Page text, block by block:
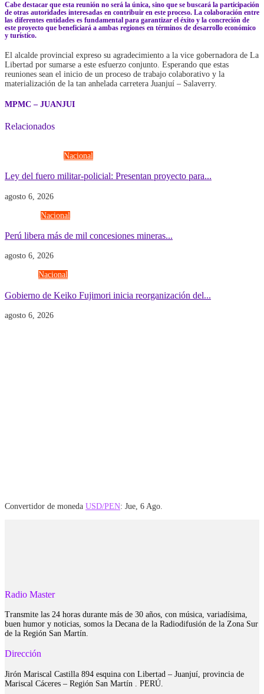
Cabe destacar que esta reunión no será la única, sino que se buscará la participación
de otras autoridades interesadas en contribuir en este proceso. La colaboración entre
las diferentes entidades es fundamental para garantizar el éxito y la concreción de
este proyecto que beneficiará a ambas regiones en términos de desarrollo económico
y turístico.
El alcalde provincial expreso su agradecimiento a la vice gobernadora de La
Libertad por sumarse a este esfuerzo conjunto. Esperando que estas
reuniones sean el inicio de un proceso de trabajo colaborativo y la
materialización de la tan anhelada carretera Juanjuí – Salaverry.
MPMC – JUANJUI
Relacionados
Nacional
Ley del fuero militar-policial: Presentan proyecto para...
agosto 6, 2026
Nacional
Perú libera más de mil concesiones mineras...
agosto 6, 2026
Nacional
Gobierno de Keiko Fujimori inicia reorganización del...
agosto 6, 2026
Convertidor de moneda USD/PEN: Jue, 6 Ago.
Radio Master
Transmite las 24 horas durante más de 30 años, con música, variadísima,
buen humor y noticias, somos la Decana de la Radiodifusión de la Zona Sur
de la Región San Martín.
Dirección
Jirón Mariscal Castilla 894 esquina con Libertad – Juanjuí, provincia de
Mariscal Cáceres – Región San Martín . PERÚ.